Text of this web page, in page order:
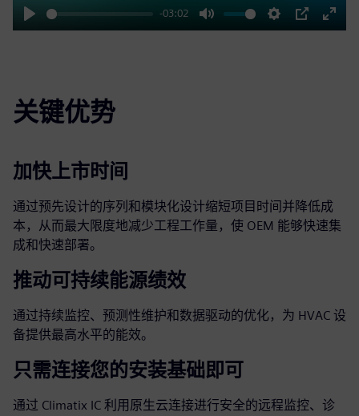
Play
-03:02
Mute Settings
PIP
Enter
关键优势
加快上市时间
通过预先设计的序列和模块化设计缩短项目时间并降低成
本，从而最大限度地减少工程工作量，使 OEM 能够快速集
成和快速部署。
推动可持续能源绩效
通过持续监控、预测性维护和数据驱动的优化，为 HVAC 设
备提供最高水平的能效。
只需连接您的安装基础即可
通过 Climatix IC 利用原生云连接进行安全的远程监控、诊